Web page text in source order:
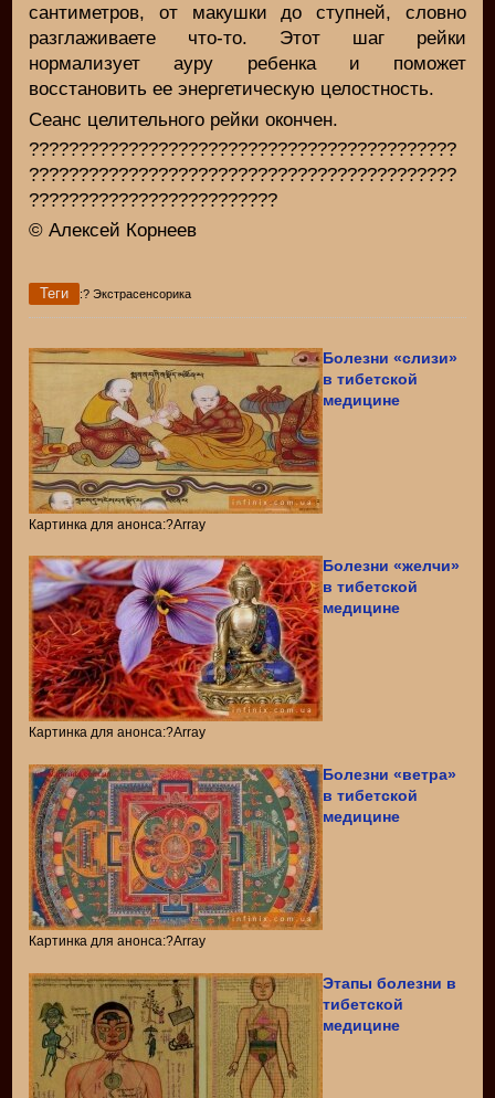
сантиметров, от макушки до ступней, словно
разглаживаете что-то. Этот шаг рейки
нормализует ауру ребенка и поможет
восстановить ее энергетическую целостность.
Сеанс целительного рейки окончен.
???????????????????????????????????????????
???????????????????????????????????????????
?????????????????????????
© Алексей Корнеев
Теги :? Экстрасенсорика
Болезни «слизи»
в тибетской
медицине
Картинка для анонса:?Array
Болезни «желчи»
в тибетской
медицине
Картинка для анонса:?Array
Болезни «ветра»
в тибетской
медицине
Картинка для анонса:?Array
Этапы болезни в
тибетской
медицине